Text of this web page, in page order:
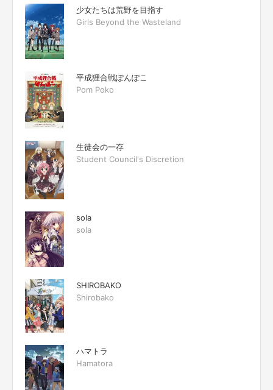
少女たちは荒野を目指す
Girls Beyond the Wasteland
平成狸合戦ぽんぽこ
Pom Poko
生徒会の一存
Student Council's Discretion
sola
sola
SHIROBAKO
Shirobako
ハマトラ
Hamatora